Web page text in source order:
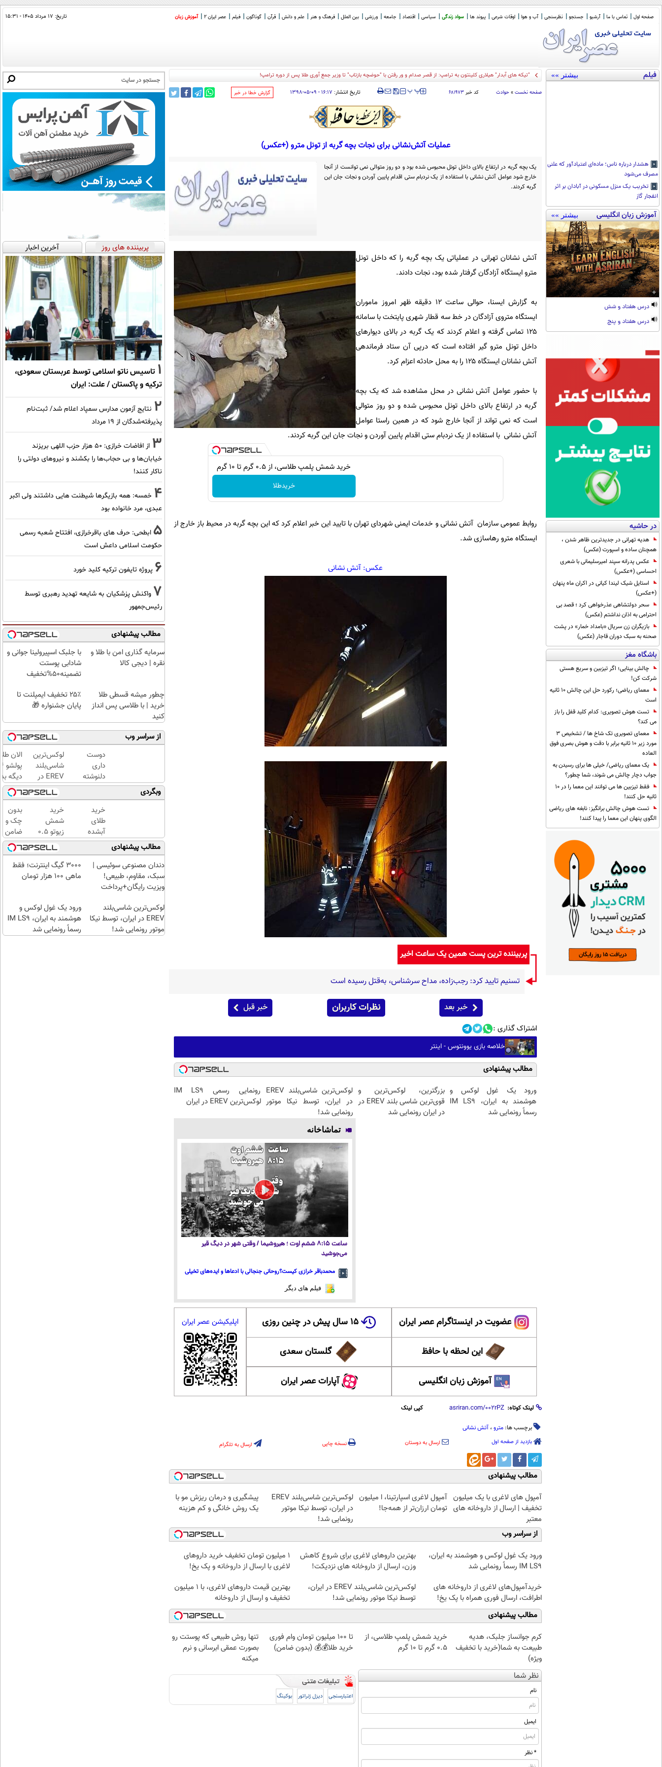
صفحه اول تماس با ما آرشیو جستجو نظرسنجی آب و هوا اوقات شرعی پیوند ها سواد زندگی سیاسی اقتصاد جامعه ورزشی بین الملل فرهنگ و هنر علم و دانش قرآن گوناگون فیلم عصر ایران 2 آموزش زبان تاریخ: ۱۷ مرداد ۱۴۰۵ - ۱۵:۳۱
فیلم بیشتر »»
هشدار درباره ناس؛ ماده‌ای اعتیادآور که علنی
مصرف می‌شود
تخریب یک منزل مسکونی در آبادان بر اثر
انفجار گاز
آموزش زبان انگلیسی بیشتر »»
درس هفتاد و شش
درس هفتاد و پنج
در حاشیه
هدیه تهرانی در جدیدترین ظاهر شدن ،
همچنان ساده و اسپورت (عکس)
عکس پدرانه سپند امیرسلیمانی با شعری
احساسی (+عکس)
استایل شیک لیندا کیانی در اکران ماه پنهان
(+عکس)
سحر دولتشاهی عذرخواهی کرد ؛ قصد بی
احترامی به اذان نداشتم (عکس)
بازیگران زن سریال «بامداد خمار» در پشت
صحنه به سبک دوران قاجار (عکس)
باشگاه مغز
چالش بینایی؛ اگر تیزبین و سریع هستی
شرکت کن!
معمای ریاضی؛ رکورد حل این چالش 10 ثانیه
است
تست هوش تصویری: کدام کلید قفل را باز
می کند؟
معمای تصویری تک شاخ ها / تشخیص 3
مورد زیر 10 ثانیه برابر با دقت و هوش بصری فوق
العاده
یک معمای ریاضی/ خیلی ها برای رسیدن به
جواب دچار چالش می شوند، شما چطور؟
فقط تیزبین ها می توانند این معما را در 10
ثانیه حل کنند!
تست هوش چالش برانگیز: نابغه های ریاضی
الگوی پنهان این معما را پیدا کنند!
"تیکه های آبدار" هیلاری کلینتون به ترامپ: از قصر صدام و ور رفتن با "حوضچه بازتاب" تا وزیر جمع آوری طلا پس از دوره ترامپ!
صفحه نخست » حوادث کد خبر ۶۸۱۹۷۳ ‍‍‍ پ پ تاریخ انتشار: ۱۶:۱۷ - ۰۹-۰۵-۱۳۹۸ ‌گزارش خطا در خبر
عملیات آتش‌نشانی برای نجات بچه گربه از تونل مترو (+عکس)
یک بچه گربه در ارتفاع بالای داخل تونل محبوس شده بود و دو روز متوالی نمی توانست از آنجا
خارج شود عوامل آتش نشانی با استفاده از یک نردبام ستی اقدام پایین آوردن و نجات جان این
گربه کردند.
آتش نشانان تهرانی در عملیاتی یک بچه گربه را که داخل تونل
مترو ایستگاه آزادگان گرفتار شده بود، نجات دادند.
به گزارش ایسنا، حوالی ساعت ۱۲ دقیقه ظهر امروز ماموران
ایستگاه متروی آزادگان در خط سه قطار شهری پایتخت با سامانه
۱۲۵ تماس گرفته و اعلام کردند که یک گربه در بالای دیوارهای
داخل تونل مترو گیر افتاده است که درپی آن ستاد فرماندهی
آتش نشانان ایستگاه ۱۲۵ را به محل حادثه اعزام کرد.
با حضور عوامل آتش نشانی در محل مشاهده شد که یک بچه
گربه در ارتفاع بالای داخل تونل محبوس شده و دو روز متوالی
است که نمی تواند از آنجا خارج شود که در همین راستا عوامل
آتش نشانی با استفاده از یک نردبام ستی اقدام پایین آوردن و نجات جان این گربه کردند.
خرید شمش پلمپ طلاسی، از ۰.۵ گرم تا ۱۰ گرم
خریدطلا
روابط عمومی سازمان آتش نشانی و خدمات ایمنی شهردای تهران با تایید این خبر اعلام کرد که این بچه گربه در محیط باز خارج از
ایستگاه مترو رهاسازی شد.
عکس: آتش نشانی
پربیننده ترین پست همین یک ساعت اخیر
تسنیم تایید کرد: رجب‌زاده، مداح سرشناس، به‌قتل رسیده است
خبر بعد نظرات کاربران خبر قبل
اشتراک گذاری :
خلاصه بازی یوونتوس - اینتر
مطالب پیشنهادی
ورود یک غول لوکس و
هوشمند به ایران، IM LS9
رسماً رونمایی شد
بزرگترین، لوکس‌ترین و
قوی‌ترین شاسی بلند EREV در
در ایران رونمایی شد
لوکس‌ترین شاسی‌بلند EREV
در ایران، توسط نیکا موتور
رونمایی شد!
رونمایی رسمی IM LS9
لوکس‌ترین EREV در ایران
تماشاخانه
ساعت ۸:۱۵ ششم اوت ؛ هیروشیما / وقتی شهر در دیگ قیر
می‌جوشید
محمدباقر خرازی کیست؟روحانی جنجالی با ادعاها و ایده‌های تخیلی
فیلم های دیگر
عضویت در اینستاگرام عصر ایران ۱۵ سال پیش در چنین روزی
این لحظه با حافظ گلستان سعدی
آموزش زبان انگلیسی آپارات عصر ایران
اپلیکیشن عصر ایران
لینک کوتاه: کپی لینک
برچسب ها: مترو ، آتش نشانی
بازدید از صفحه اول ارسال به دوستان نسخه چاپی ارسال به تلگرام
مطالب پیشنهادی
آمپول های لاغری با یک میلیون
تخفیف | ارسال از داروخانه های
معتبر
آمپول لاغری اسپارتینا، ا میلیون
تومان ارزان‌تر از همه‌جا!
لوکس‌ترین شاسی‌بلند EREV
در ایران، توسط نیکا موتور
رونمایی شد!
پیشگیری و درمان ریزش مو با
یک روش خانگی و کم هزینه
از سراسر وب
ورود یک غول لوکس و هوشمند به ایران،
IM LS9 رسماً رونمایی شد
بهترین داروهای لاغری برای شروع کاهش
وزن، ارسال از داروخانه های نزدیکت!
1 میلیون تومان تخفیف خرید داروهای
لاغری با ارسال از داروخانه و پک یخ!
خریدآمپول‌های لاغری از داروخانه های
اطرافت، ارسال فوری همراه با پک یخ!
لوکس‌ترین شاسی‌بلند EREV در ایران،
توسط نیکا موتور رونمایی شد!
بهترین قیمت داروهای لاغری، با ۱ میلیون
تخفیف و ارسال از داروخانه‌
مطالب پیشنهادی
کرم جوانساز جلبک، هدیه
طبیعت به شما(خرید با تخفیف
ویژه)
خرید شمش پلمپ طلاسی، از
۰.۵ گرم تا ۱۰ گرم
تا 100 میلیون تومان وام فوری
خرید طلا💰💰 (بدون ضامن)
تنها روش طبیعی که پوستت رو
بصورت عمقی ابرسانی و نرم
میکنه
نظر شما
نام
ایمیل
* نظر
اعتبارسنجی دیزل ژنراتور بوکینگ
پربیننده های روز آخرین اخبار
1 تاسیس ناتو اسلامی توسط عربستان سعودی،
ترکیه و پاکستان / علت: ایران
2 نتایج آزمون مدارس سمپاد اعلام شد/ ثبت‌نام
پذیرفته‌شدگان از ۱۹ مرداد
3
از افاضات خرازی: ۵۰ هزار حزب اللهی بریزند
خیابان‌ها و بی حجاب‌ها را بکشند و نیرو‌های دولتی را
ناکار کنند!
4 خمسه: همه بازیگرها شیطنت هایی داشتند ولی اکبر
عبدی، مرد خانواده بود
5 ابطحی: حرف های باقرخرازی، افتتاح شعبه رسمی
حکومت اسلامی داعش است
6 پروژه تایفون ترکیه کلید خورد
7 واکنش پزشکیان به شایعه تهدید رهبری توسط
رئیس‌جمهور
مطالب پیشنهادی
سرمایه گذاری امن با طلا و
نقره | دیجی کالا
با جلبک اسپیرولینا جوانی و
شادابی پوستت
تضمینه50%تخفیف
چطور میشه قسطی طلا
خرید | با طلاسی پس انداز
کنید
۲۵٪ تخفیف ایمپلنت تا
پایان جشنواره 🎁
از سراسر وب
دوست
داری
دلنوشته
هاتو
فوری به
کتاب
تبدیل و
با تیراژ
دلخواه
چاپ
کنی؟
لوکس‌ترین
شاسی‌بلند
EREV در
ایران،
توسط نیکا
موتور
رونمایی
شد!
الان
دیگه
طلا با
بی‌بهره
وبگردی
خرید
طلای
آبشده
حتی با
۱۰۰هزارتومان
خرید
شمش
زیوتو ۰.۵
گرمی
عیار ۹۹۵
| ضد
جعل و
بدون
چک و
ضامن
تا 100
میلیون
اعتبار
خرید
مطالب پیشنهادی
دندان مصنوعی سوئیسی |
سبک، مقاوم، طبیعی!
ویزیت رایگان+پرداخت
3000 گیگ اینترنت؛ فقط
ماهی 100 هزار تومان
لوکس‌ترین شاسی‌بلند
EREV در ایران، توسط نیکا
موتور رونمایی شد!
ورود یک غول لوکس و
هوشمند به ایران، IM LS9
رسماً رونمایی شد